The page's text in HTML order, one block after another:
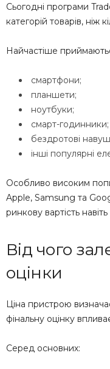
Сьогодні програми
категорій товарів, ніж
Найчастіше
смартфони;
планшети;
ноутбуки;
смарт-годинники;
бездротові
інші популярні
Особливо високим
Apple, Samsung та
ринкову вартість
Від чого
оцінки
Ціна пристрою
фінальну оцінку
Серед основних: